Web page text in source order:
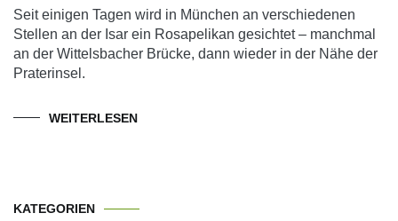
Seit einigen Tagen wird in München an verschiedenen
Stellen an der Isar ein Rosapelikan gesichtet – manchmal
an der Wittelsbacher Brücke, dann wieder in der Nähe der
Praterinsel.
WEITERLESEN
KATEGORIEN